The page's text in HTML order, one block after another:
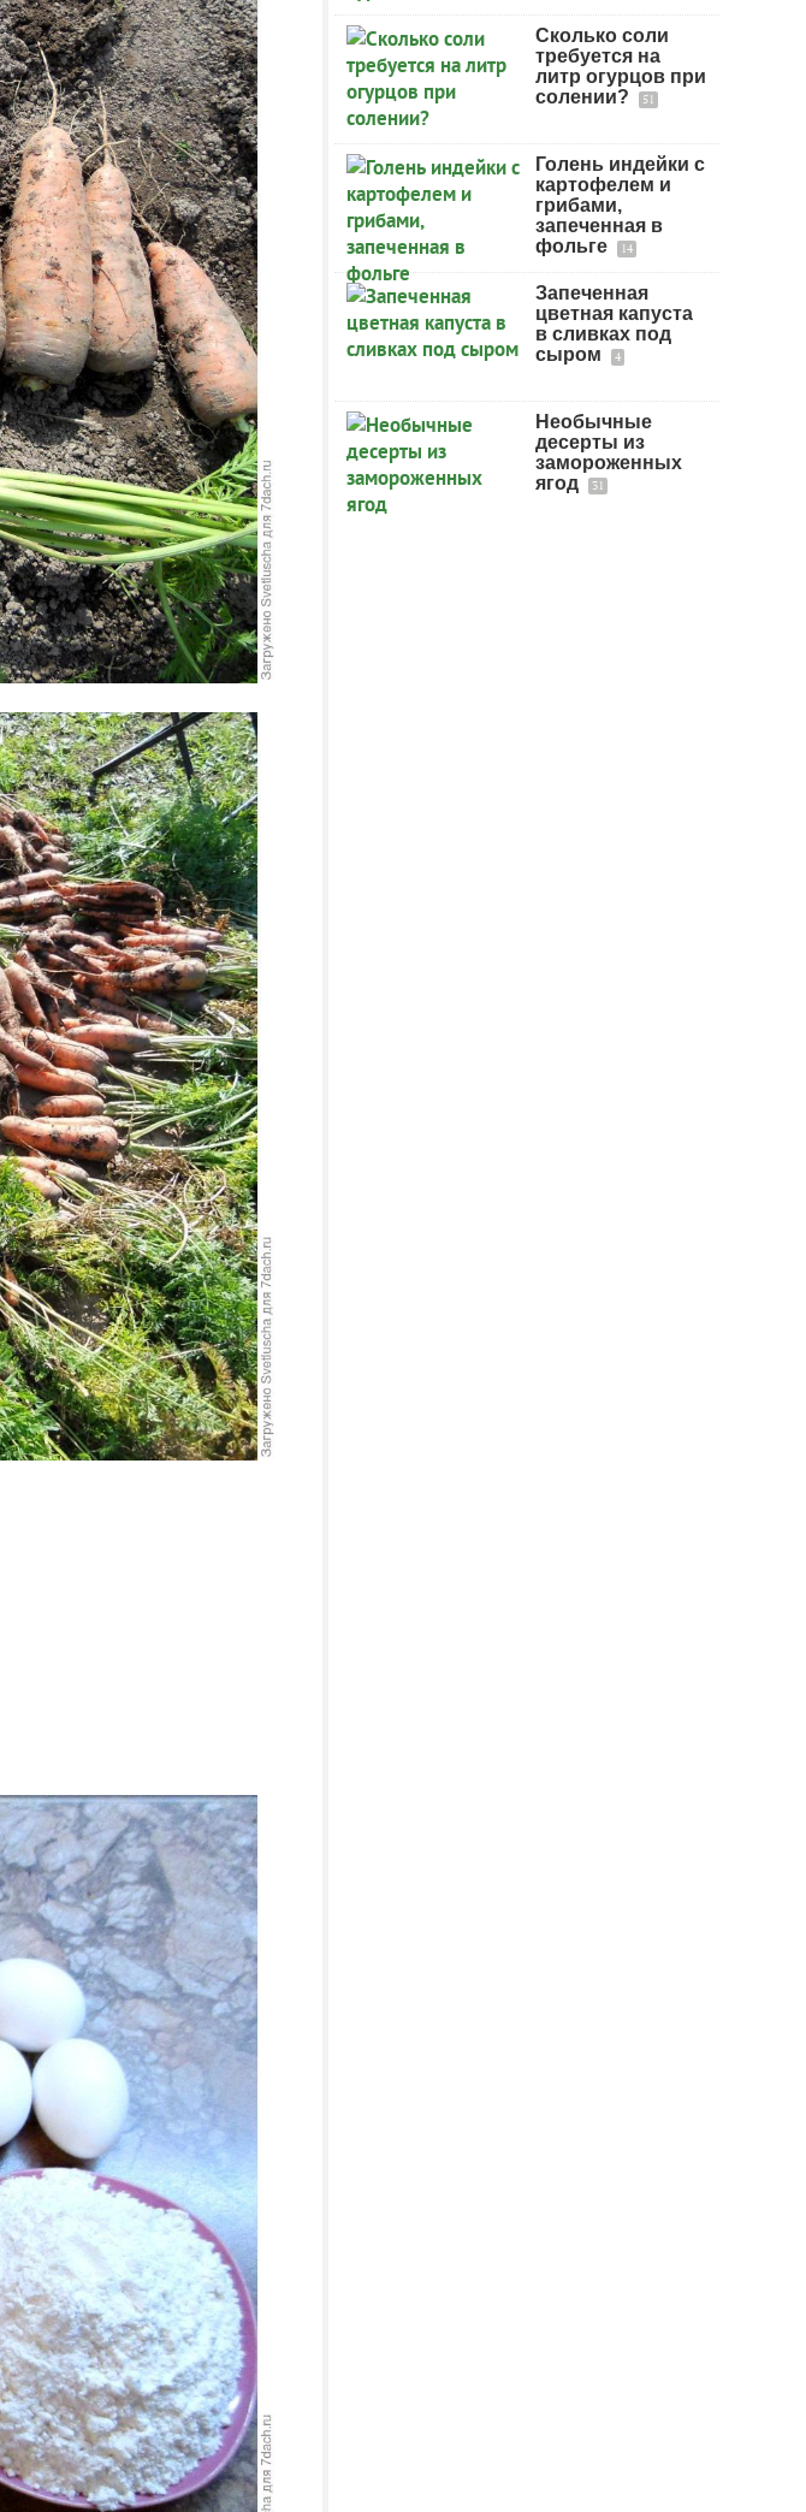
Сколько соли
требуется на
литр огурцов при
солении?
51
Голень индейки с
картофелем и
грибами,
запеченная в
фольге
14
Запеченная
цветная капуста
в сливках под
сыром
4
Необычные
десерты из
замороженных
ягод
31